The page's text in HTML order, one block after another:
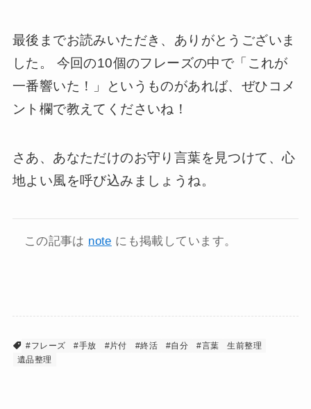
最後までお読みいただき、ありがとうございま
した。 今回の10個のフレーズの中で「これが
一番響いた！」というものがあれば、ぜひコメ
ント欄で教えてくださいね！
さあ、あなただけのお守り言葉を見つけて、心
地よい風を呼び込みましょうね。
この記事は note にも掲載しています。
#フレーズ #手放 #片付 #終活 #自分 #言葉
生前整理
遺品整理